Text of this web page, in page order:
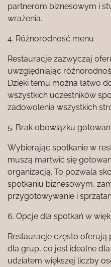
partnerom biznesowym i
wrażenia.
4. Różnorodność menu
Restauracje zazwyczaj
uwzględniając
Dzięki temu można łatwo
wszystkich uczestników
zadowolenia wszystkich
5. Brak obowiązku
Wybierając spotkanie w
muszą martwić się
organizacją. To pozwala
spotkaniu biznesowym,
przygotowywanie i
6. Opcje dla spotkań w
Restauracje często oferują
dla grup, co jest idealne
udziałem większej liczby